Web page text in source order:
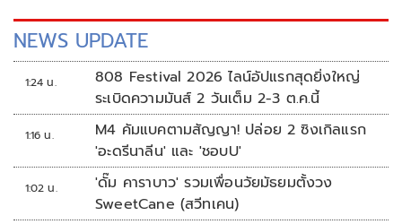
NEWS UPDATE
1:24 น.
808 Festival 2026 ไลน์อัปแรกสุดยิ่งใหญ่
ระเบิดความมันส์ 2 วันเต็ม 2-3 ต.ค.นี้
1:16 น.
M4 คัมแบคตามสัญญา! ปล่อย 2 ซิงเกิลแรก
'อะดรีนาลีน' และ 'ชอบU'
1:02 น.
'ดั๊ม คาราบาว' รวมเพื่อนวัยมัธยมตั้งวง
SweetCane (สวีทเคน)